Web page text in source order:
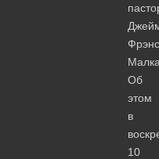
Об
этом
в
10